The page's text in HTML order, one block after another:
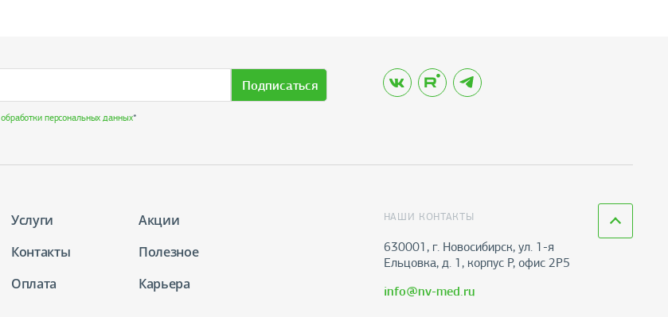
Подписаться
обработки персональных данных*
Услуги
Акции
Контакты
Полезное
Оплата
Карьера
НАШИ КОНТАКТЫ
630001, г. Новосибирск, ул. 1-я
Ельцовка, д. 1, корпус Р, офис 2Р5
info@nv-med.ru